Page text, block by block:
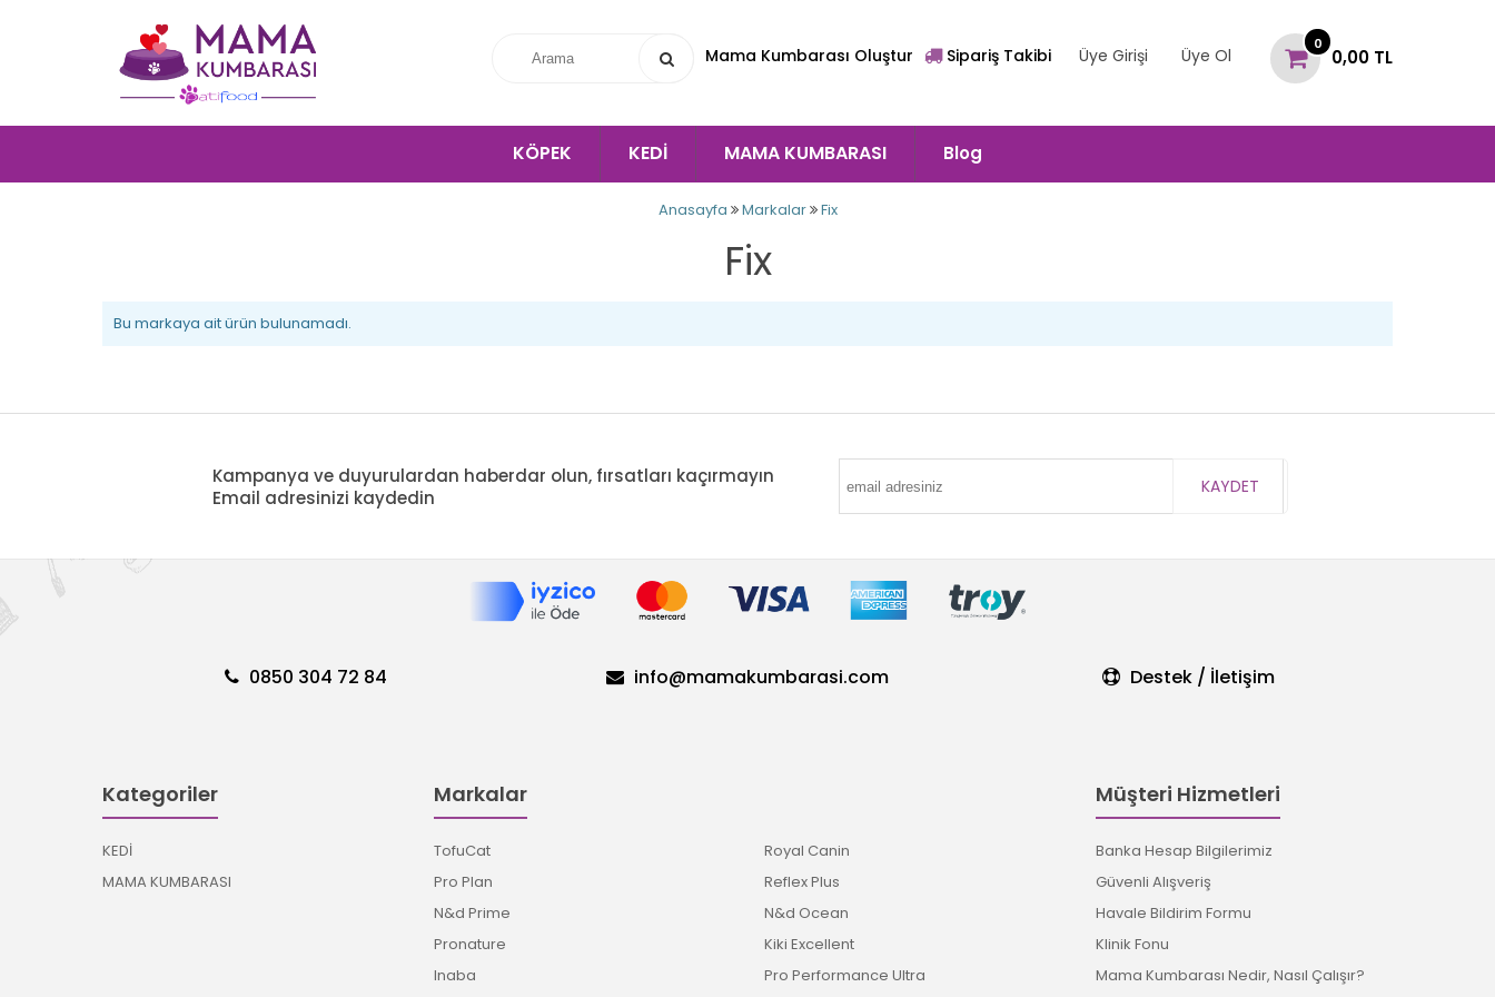
0
0,00 TL
Üye Girişi Üye Ol
Sipariş Takibi
Mama Kumbarası Oluştur
KÖPEK KEDİ MAMA KUMBARASI Blog
Anasayfa Markalar Fix
Fix
Bu markaya ait ürün bulunamadı.
Kampanya ve duyurulardan haberdar olun, fırsatları kaçırmayın
Email adresinizi kaydedin
KAYDET
0850 304 72 84 info@mamakumbarasi.com Destek / İletişim
Kategoriler
KEDİ
MAMA KUMBARASI
Markalar
TofuCat
Royal Canin
Pro Plan
Reflex Plus
N&d Prime
N&d Ocean
Pronature
Kiki Excellent
Inaba
Pro Performance Ultra
Müşteri Hizmetleri
Banka Hesap Bilgilerimiz
Güvenli Alışveriş
Havale Bildirim Formu
Klinik Fonu
Mama Kumbarası Nedir, Nasıl Çalışır?